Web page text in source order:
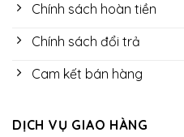
Chính sách hoàn tiền
Chính sách đổi trả
Cam kết bán hàng
DỊCH VỤ GIAO HÀNG